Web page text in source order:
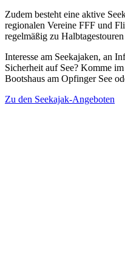
Zudem besteht eine aktive
regionalen Vereine FFF und
regelmäßig zu
Interesse am Seekajaken, an
Sicherheit auf See? Komme
Bootshaus am Opfinger See
Zu den Seekajak-Angeboten